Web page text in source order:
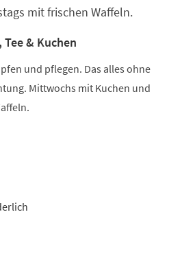
mit frischen Waffeln.
& Kuchen
und pflegen. Das alles ohne
Mittwochs mit Kuchen und